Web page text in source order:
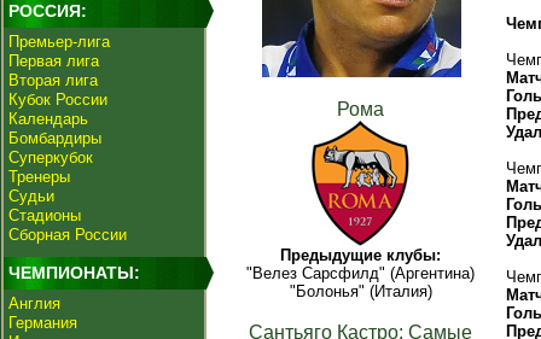
РОССИЯ:
Премьер-лига
Первая лига
Вторая лига
Кубок России
Календарь
Бомбардиры
Суперкубок
Тренеры
Судьи
Стадионы
Сборная России
ЧЕМПИОНАТЫ:
Англия
Германия
Рома
Предыдущие клубы:
"Велез Сарсфилд" (Аргентина)
"Болонья" (Италия)
Сантьяго Кастро: Самые